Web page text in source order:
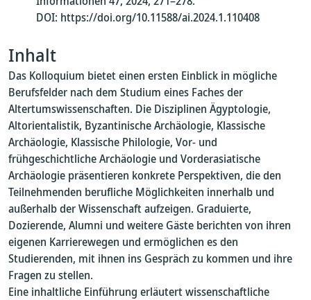
DOI: https://doi.org/10.11588/ai.2024.1.110408
Inhalt
Das Kolloquium bietet einen ersten Einblick in mögliche
Berufsfelder nach dem Studium eines Faches der
Altertumswissenschaften. Die Disziplinen Ägyptologie,
Altorientalistik, Byzantinische Archäologie, Klassische
Archäologie, Klassische Philologie, Vor- und
frühgeschichtliche Archäologie und Vorderasiatische
Archäologie präsentieren konkrete Perspektiven, die den
Teilnehmenden berufliche Möglichkeiten innerhalb und
außerhalb der Wissenschaft aufzeigen. Graduierte,
Dozierende, Alumni und weitere Gäste berichten von ihren
eigenen Karrierewegen und ermöglichen es den
Studierenden, mit ihnen ins Gespräch zu kommen und ihre
Fragen zu stellen.
Eine inhaltliche Einführung erläutert wissenschaftliche